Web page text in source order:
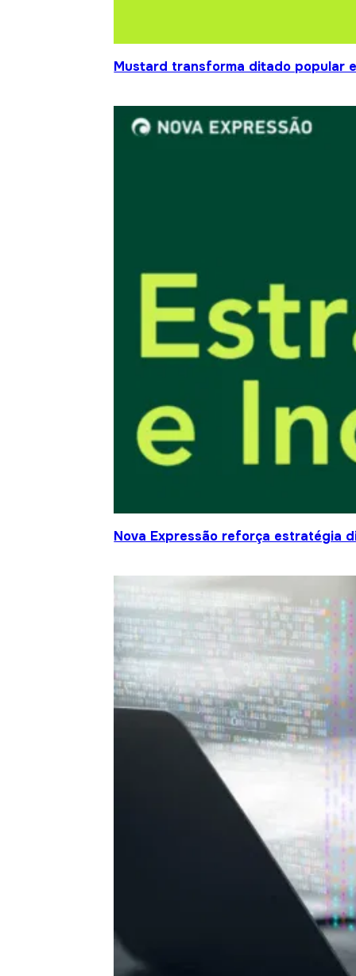
Mustard transforma ditado popular
Nova Expressão reforça estratégia